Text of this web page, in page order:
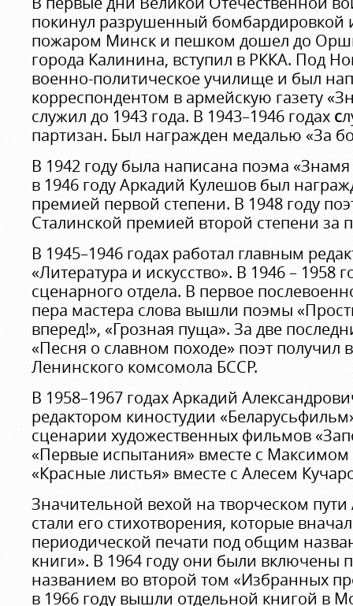
покинул разрушенный бомбардировкой
пожаром Минск и пешком дошел до
города Калинина, вступил в РККА. Под
военно-политическое училище и был
корреспондентом в армейскую газету
служил до 1943 года. В 1943–1946 годах с
партизан. Был награжден медалью «За
В 1942 году была написана поэма
в 1946 году Аркадий Кулешов был
премией первой степени. В 1948 году
Сталинской премией второй степени за
В 1945–1946 годах работал главным
«Литература и искусство». В 1946 –
сценарного отдела. В первое
пера мастера слова вышли поэмы
вперед!», «Грозная пуща». За две
«Песня о славном походе» поэт получил
Ленинского комсомола БССР.
В 1958–1967 годах Аркадий
редактором киностудии
сценарии художественных фильмов
«Первые испытания» вместе с
«Красные листья» вместе с Алесем
Значительной вехой на творческом
стали его стихотворения, которые
периодической печати под общим
книги». В 1964 году они были включены
названием во второй том «Избранных
в 1966 году вышли отдельной книгой в